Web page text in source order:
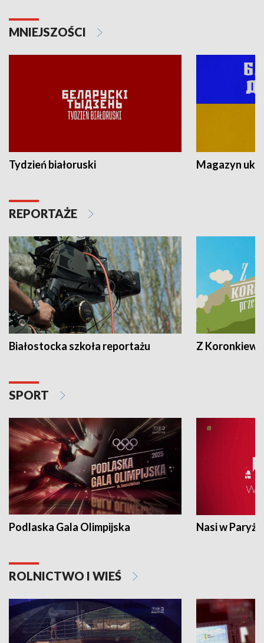
MNIEJSZOŚCI
Tydzień białoruski Magazyn
REPORTAŻE
Białostocka szkoła reportażu Z
SPORT
Podlaska Gala Olimpijska Nasi w Paryżu
ROLNICTWO I WIEŚ